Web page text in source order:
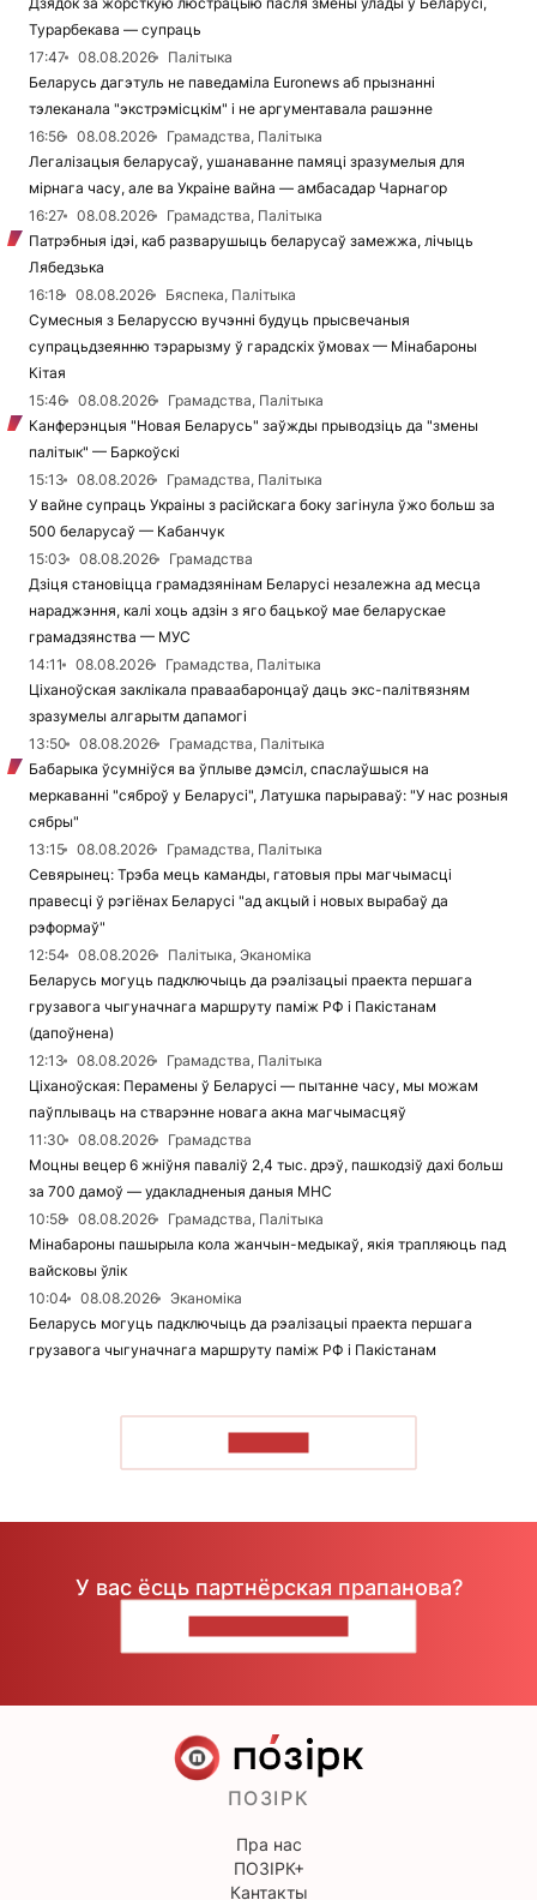
Турарбекава — супраць
17:47
08.08.2026
Палітыка
Беларусь дагэтуль не паведаміла Euronews аб прызнанні
тэлеканала "экстрэмісцкім" і не аргументавала рашэнне
16:56
08.08.2026
Грамадства, Палітыка
Легалізацыя беларусаў, ушанаванне памяці зразумелыя для
мірнага часу, але ва Украіне вайна — амбасадар Чарнагор
16:27
08.08.2026
Грамадства, Палітыка
Патрэбныя ідэі, каб разварушыць беларусаў замежжа, лічыць
Лябедзька
16:18
08.08.2026
Бяспека, Палітыка
Сумесныя з Беларуссю вучэнні будуць прысвечаныя
супрацьдзеянню тэрарызму ў гарадскіх ўмовах — Мінабароны
Кітая
15:46
08.08.2026
Грамадства, Палітыка
Канферэнцыя "Новая Беларусь" заўжды прыводзіць да "змены
палітык" — Баркоўскі
15:13
08.08.2026
Грамадства, Палітыка
У вайне супраць Украіны з расійскага боку загінула ўжо больш за
500 беларусаў — Кабанчук
15:03
08.08.2026
Грамадства
Дзіця становіцца грамадзянінам Беларусі незалежна ад месца
нараджэння, калі хоць адзін з яго бацькоў мае беларускае
грамадзянства — МУС
14:11
08.08.2026
Грамадства, Палітыка
Ціханоўская заклікала праваабаронцаў даць экс-палітвязням
зразумелы алгарытм дапамогі
13:50
08.08.2026
Грамадства, Палітыка
Бабарыка ўсумніўся ва ўплыве дэмсіл, спаслаўшыся на
меркаванні "сяброў у Беларусі", Латушка парыраваў: "У нас розныя
сябры"
13:15
08.08.2026
Грамадства, Палітыка
Севярынец: Трэба мець каманды, гатовыя пры магчымасці
правесці ў рэгіёнах Беларусі "ад акцый і новых вырабаў да
рэформаў"
12:54
08.08.2026
Палітыка, Эканоміка
Беларусь могуць падключыць да рэалізацыі праекта першага
грузавога чыгуначнага маршруту паміж РФ і Пакістанам
(дапоўнена)
12:13
08.08.2026
Грамадства, Палітыка
Ціханоўская: Перамены ў Беларусі — пытанне часу, мы можам
паўплываць на стварэнне новага акна магчымасцяў
11:30
08.08.2026
Грамадства
Моцны вецер 6 жніўня паваліў 2,4 тыс. дрэў, пашкодзіў дахі больш
за 700 дамоў — удакладненыя даныя МНС
10:58
08.08.2026
Грамадства, Палітыка
Мінабароны пашырыла кола жанчын-медыкаў, якія трапляюць пад
вайсковы ўлік
10:04
08.08.2026
Эканоміка
Беларусь могуць падключыць да рэалізацыі праекта першага
грузавога чыгуначнага маршруту паміж РФ і Пакістанам
У вас ёсць партнёрская прапанова?
ПОЗІРК
Пра нас
ПОЗІРК+
Кантакты